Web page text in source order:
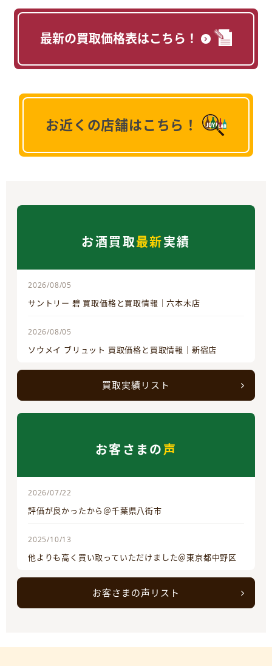
最新の買取価格表はこちら！
お近くの店舗はこちら！
お酒買取最新実績
2026/08/05
サントリー 碧 買取価格と買取情報｜六本木店
2026/08/05
ソウメイ ブリュット 買取価格と買取情報｜新宿店
買取実績リスト
お客さまの声
2026/07/22
評価が良かったから＠千葉県八街市
2025/10/13
他よりも高く買い取っていただけました＠東京都中野区
お客さまの声リスト